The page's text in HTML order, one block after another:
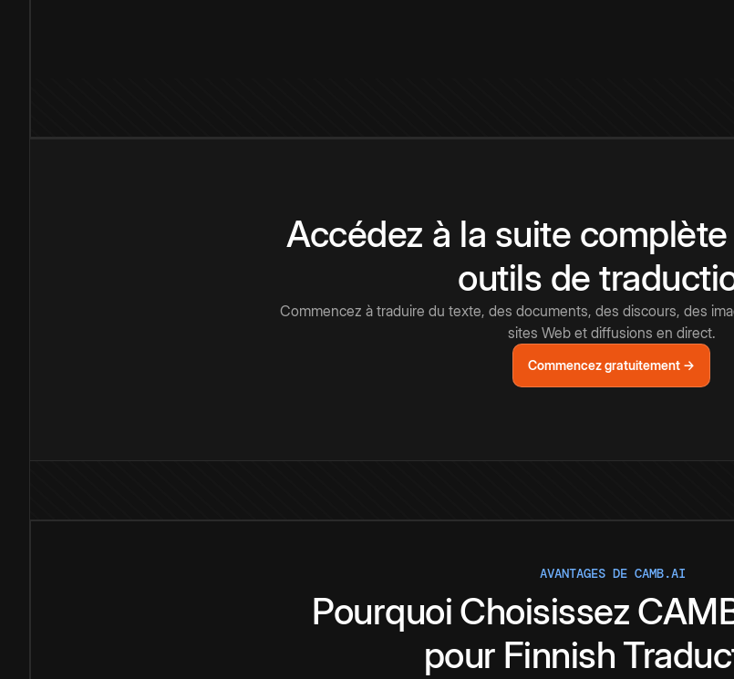
Accédez à la suite
outils de
Commencez à traduire du texte, des documents, des discours, des
sites Web et diffusions en direct.
Commencez gratuitement →
AVANTAGES DE CAMB.AI
Pourquoi Choisissez
pour Finnish